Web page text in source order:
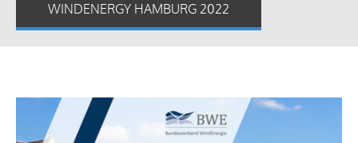
WINDENERGY HAMBURG 2022